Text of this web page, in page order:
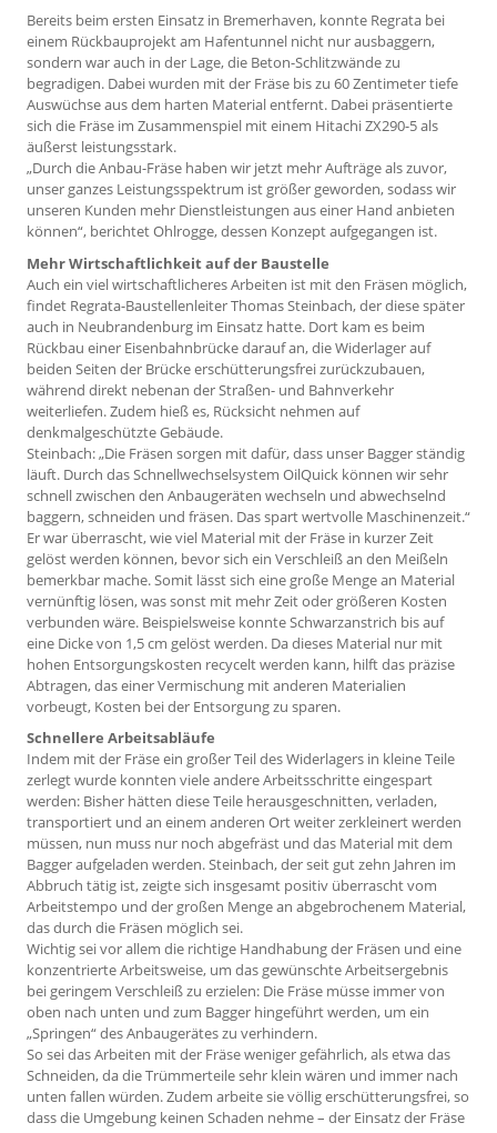
Bereits beim ersten Einsatz in Bremerhaven, konnte Regrata bei
einem Rückbauprojekt am Hafentunnel nicht nur ausbaggern,
sondern war auch in der Lage, die Beton-Schlitzwände zu
begradigen. Dabei wurden mit der Fräse bis zu 60 Zentimeter tiefe
Auswüchse aus dem harten Material entfernt. Dabei präsentierte
sich die Fräse im Zusammenspiel mit einem Hitachi ZX290-5 als
äußerst leistungsstark.
„Durch die Anbau-Fräse haben wir jetzt mehr Aufträge als zuvor,
unser ganzes Leistungsspektrum ist größer geworden, sodass wir
unseren Kunden mehr Dienstleis­tungen aus einer Hand anbieten
können“, berichtet Ohlrogge, dessen Konzept aufgegangen ist.
Mehr Wirtschaftlichkeit auf der Baustelle
Auch ein viel wirtschaftlicheres Arbeiten ist mit den Fräsen möglich,
findet Regrata-Baustellenleiter Thomas Steinbach, der diese später
auch in Neubrandenburg im Einsatz hatte. Dort kam es beim
Rückbau einer Eisenbahnbrücke darauf an, die Widerlager auf
beiden Seiten der Brücke erschütterungsfrei zurückzubauen,
während direkt nebenan der Straßen- und Bahnverkehr
weiterliefen. Zudem hieß es, Rücksicht nehmen auf
denkmalgeschützte Gebäude.
Steinbach: „Die Fräsen sorgen mit dafür, dass unser Bagger ständig
läuft. Durch das Schnellwechselsystem OilQuick können wir sehr
schnell zwischen den Anbaugeräten wechseln und abwechselnd
baggern, schneiden und fräsen. Das spart wertvolle Maschinenzeit.“
Er war überrascht, wie viel Material mit der Fräse in kurzer Zeit
gelöst werden können, bevor sich ein Verschleiß an den Meißeln
bemerkbar mache. Somit lässt sich eine große Menge an Material
vernünftig lösen, was sonst mit mehr Zeit oder größeren Kosten
verbunden wäre. Beispielsweise konnte Schwarzanstrich bis auf
eine Dicke von 1,5 cm gelöst werden. Da dieses Material nur mit
hohen Entsorgungskosten recycelt werden kann, hilft das präzise
Abtragen, das einer Vermischung mit anderen Mate­rialien
vorbeugt, Kosten bei der Entsorgung zu sparen.
Schnellere Arbeitsabläufe
Indem mit der Fräse ein großer Teil des Widerlagers in kleine Teile
zerlegt wurde konnten viele andere Arbeitsschritte eingespart
werden: Bisher hätten diese Teile herausgeschnitten, verladen,
transportiert und an einem anderen Ort weiter zerkleinert werden
müssen, nun muss nur noch abgefräst und das Material mit dem
Bagger aufgeladen werden. Steinbach, der seit gut zehn Jahren im
Abbruch tätig ist, zeigte sich insgesamt positiv überrascht vom
Arbeitstempo und der großen Menge an abgebrochenem Material,
das durch die Fräsen möglich sei.
Wichtig sei vor allem die richtige Handhabung der Fräsen und eine
konzentrierte Arbeitsweise, um das gewünschte Arbeitsergebnis
bei geringem Verschleiß zu erzielen: Die Fräse müsse immer von
oben nach unten und zum Bagger hingeführt werden, um ein
„Springen“ des Anbaugerätes zu verhindern.
So sei das Arbeiten mit der Fräse weniger gefährlich, als etwa das
Schneiden, da die Trümmerteile sehr klein wären und immer nach
unten fallen würden. Zudem arbeite sie völlig erschütterungsfrei, so
dass die Umgebung keinen Schaden nehme – der Einsatz der Fräse